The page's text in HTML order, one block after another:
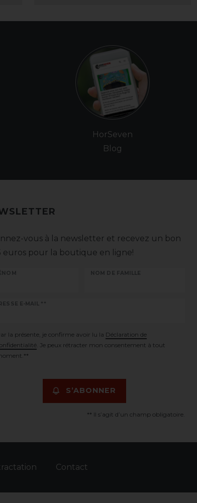
HorSeven
Blog
vous à la newsletter et recevez un bon
euros pour la boutique en ligne!
NOM DE FAMILLE
E-MAIL **
la présente, je confirme avoir lu la Déclaration de
. Je peux rétracter mon consentement à tout
S’ABONNER
** Il s’agit d’un champ obligatoire.
Contact